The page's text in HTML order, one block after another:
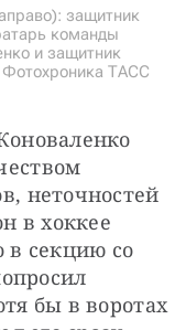
защитник
команды
и защитник
ТАСС
неточностей
в хоккее
в секцию со
бы в воротах